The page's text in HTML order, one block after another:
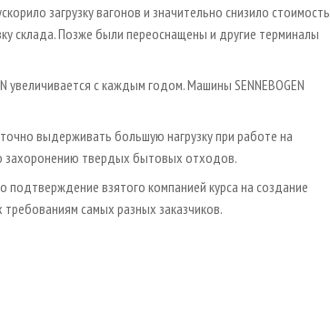
загрузку вагонов и значительно снизило стоимость
склада. Позже были переоснащены и другие терминалы
увеличивается с каждым годом. Машины SENNEBOGEN
выдерживать большую нагрузку при работе на
захоронению твердых бытовых отходов.
подтверждение взятого компанией курса на создание
самых разных заказчиков.